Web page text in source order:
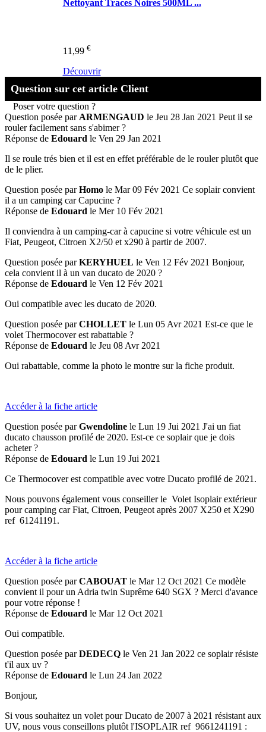
Nettoyant Traces Noires 500ML ...
11,99 €
Découvrir
Question sur cet article Client
Poser votre question ?
Question posée par ARMENGAUD le Jeu 28 Jan 2021 Peut il se
rouler facilement sans s'abimer ?
Réponse de Edouard le Ven 29 Jan 2021
Il se roule trés bien et il est en effet préférable de le rouler plutôt que
de le plier.
Question posée parHomo le Mar 09 Fév 2021 Ce soplair convient
il a un camping car Capucine ?
Réponse de Edouard le Mer 10 Fév 2021
Il conviendra à un camping-car à capucine si votre véhicule est un
Fiat, Peugeot, Citroen X2/50 et x290 à partir de 2007.
Question posée parKERYHUEL le Ven 12 Fév 2021 Bonjour,
cela convient il à un van ducato de 2020 ?
Réponse de Edouard le Ven 12 Fév 2021
Oui compatible avec les ducato de 2020.
Question posée parCHOLLET le Lun 05 Avr 2021 Est-ce que le
volet Thermocover est rabattable ?
Réponse de Edouard le Jeu 08 Avr 2021
Oui rabattable, comme la photo le montre sur la fiche produit.
Accéder à la fiche article
Question posée parGwendoline le Lun 19 Jui 2021 J'ai un fiat
ducato chausson profilé de 2020. Est-ce ce soplair que je dois
acheter ?
Réponse de Edouard le Lun 19 Jui 2021
Ce Thermocover est compatible avec votre Ducato profilé de 2021.
Nous pouvons également vous conseiller le Volet Isoplair extérieur
pour camping car Fiat, Citroen, Peugeot après 2007 X250 et X290
ref 61241191.
Accéder à la fiche article
Question posée parCABOUAT le Mar 12 Oct 2021 Ce modèle
convient il pour un Adria twin Suprême 640 SGX ? Merci d'avance
pour votre réponse !
Réponse de Edouard le Mar 12 Oct 2021
Oui compatible.
Question posée parDEDECQ le Ven 21 Jan 2022 ce soplair résiste
t'il aux uv ?
Réponse de Edouard le Lun 24 Jan 2022
Bonjour,
Si vous souhaitez un volet pour Ducato de 2007 à 2021 résistant aux
UV, nous vous conseillons plutôt l'ISOPLAIR ref 9661241191 :